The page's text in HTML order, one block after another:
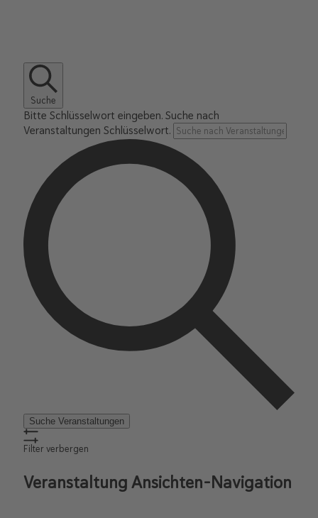
Suche
Bitte Schlüsselwort eingeben. Suche nach
Veranstaltungen Schlüsselwort.
Suche Veranstaltungen
Filter verbergen
Veranstaltung Ansichten-Navigation